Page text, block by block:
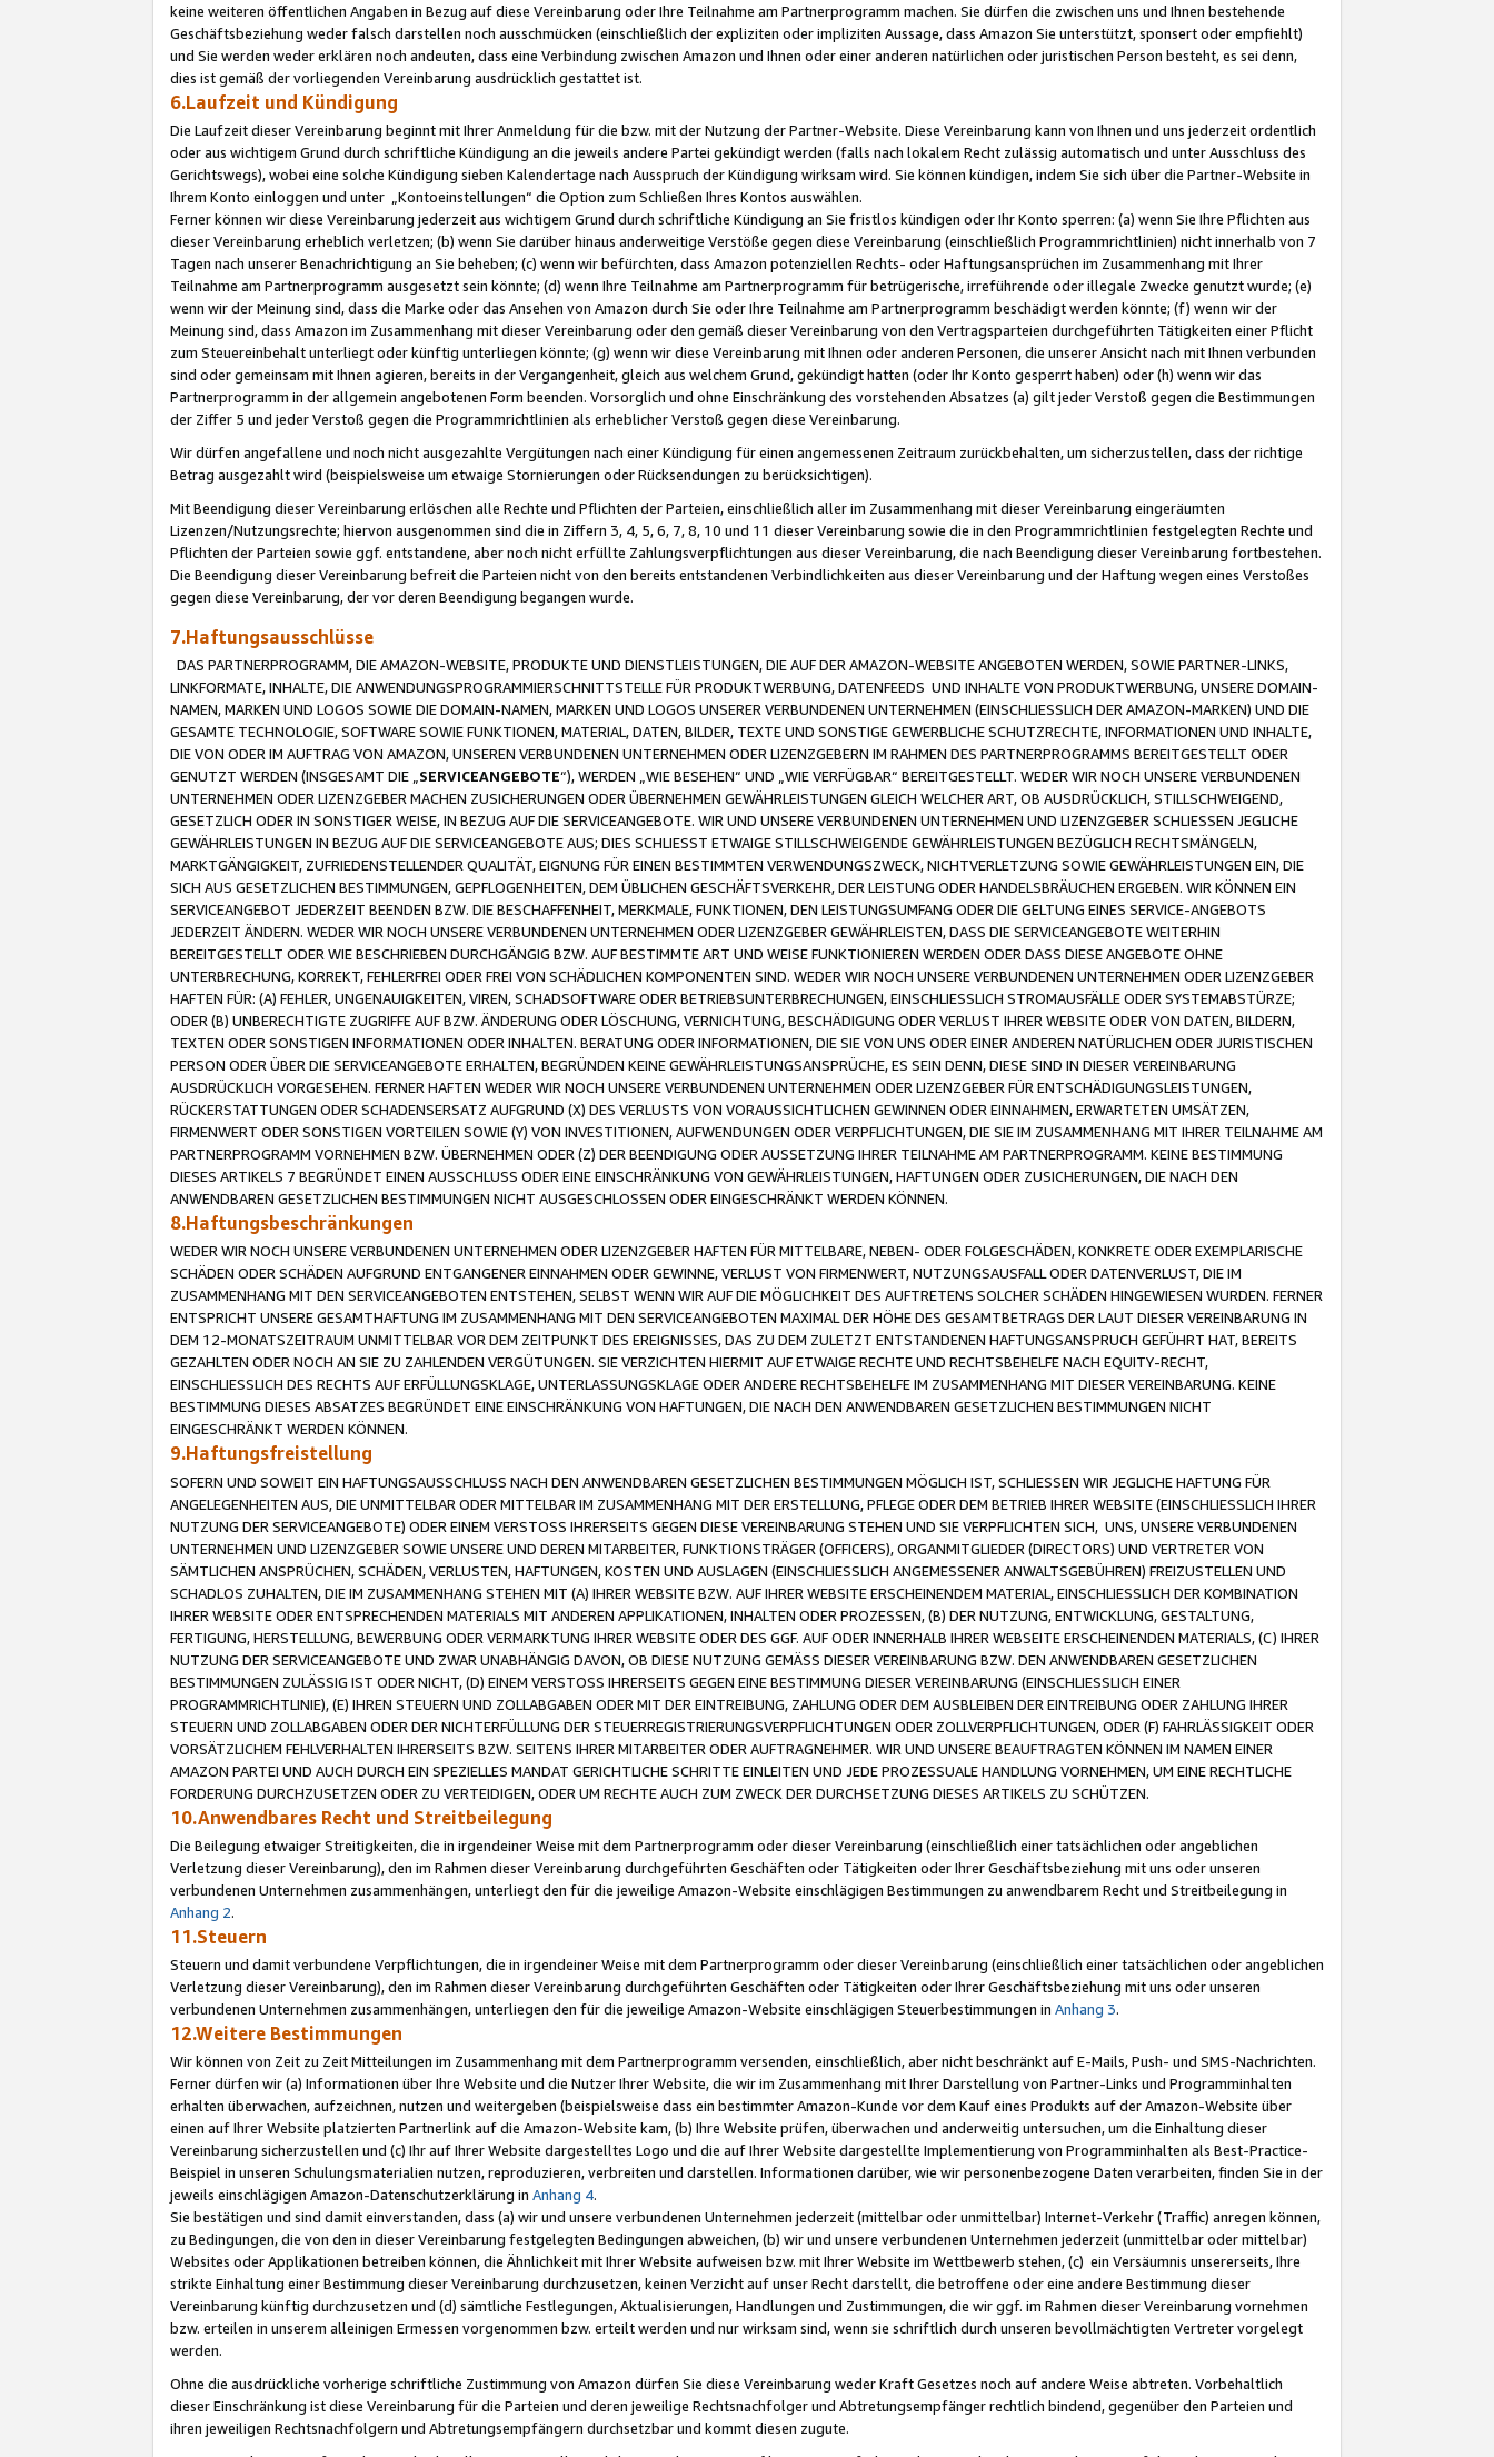
keine weiteren öffentlichen Angaben in Bezug auf diese Vereinbarung oder Ihre Teilnahme am Partnerprogramm machen. Sie dürfen die zwischen uns und Ihnen bestehende
Geschäftsbeziehung weder falsch darstellen noch ausschmücken (einschließlich der expliziten oder impliziten Aussage, dass Amazon Sie unterstützt, sponsert oder empfiehlt)
und Sie werden weder erklären noch andeuten, dass eine Verbindung zwischen Amazon und Ihnen oder einer anderen natürlichen oder juristischen Person besteht, es sei denn,
dies ist gemäß der vorliegenden Vereinbarung ausdrücklich gestattet ist.
6.Laufzeit und Kündigung
Die Laufzeit dieser Vereinbarung beginnt mit Ihrer Anmeldung für die bzw. mit der Nutzung der Partner-Website. Diese Vereinbarung kann von Ihnen und uns jederzeit ordentlich
oder aus wichtigem Grund durch schriftliche Kündigung an die jeweils andere Partei gekündigt werden (falls nach lokalem Recht zulässig automatisch und unter Ausschluss des
Gerichtswegs), wobei eine solche Kündigung sieben Kalendertage nach Ausspruch der Kündigung wirksam wird. Sie können kündigen, indem Sie sich über die Partner-Website in
Ihrem Konto einloggen und unter „Kontoeinstellungen“ die Option zum Schließen Ihres Kontos auswählen.
Ferner können wir diese Vereinbarung jederzeit aus wichtigem Grund durch schriftliche Kündigung an Sie fristlos kündigen oder Ihr Konto sperren: (a) wenn Sie Ihre Pflichten aus
dieser Vereinbarung erheblich verletzen; (b) wenn Sie darüber hinaus anderweitige Verstöße gegen diese Vereinbarung (einschließlich Programmrichtlinien) nicht innerhalb von 7
Tagen nach unserer Benachrichtigung an Sie beheben; (c) wenn wir befürchten, dass Amazon potenziellen Rechts- oder Haftungsansprüchen im Zusammenhang mit Ihrer
Teilnahme am Partnerprogramm ausgesetzt sein könnte; (d) wenn Ihre Teilnahme am Partnerprogramm für betrügerische, irreführende oder illegale Zwecke genutzt wurde; (e)
wenn wir der Meinung sind, dass die Marke oder das Ansehen von Amazon durch Sie oder Ihre Teilnahme am Partnerprogramm beschädigt werden könnte; (f) wenn wir der
Meinung sind, dass Amazon im Zusammenhang mit dieser Vereinbarung oder den gemäß dieser Vereinbarung von den Vertragsparteien durchgeführten Tätigkeiten einer Pflicht
zum Steuereinbehalt unterliegt oder künftig unterliegen könnte; (g) wenn wir diese Vereinbarung mit Ihnen oder anderen Personen, die unserer Ansicht nach mit Ihnen verbunden
sind oder gemeinsam mit Ihnen agieren, bereits in der Vergangenheit, gleich aus welchem Grund, gekündigt hatten (oder Ihr Konto gesperrt haben) oder (h) wenn wir das
Partnerprogramm in der allgemein angebotenen Form beenden. Vorsorglich und ohne Einschränkung des vorstehenden Absatzes (a) gilt jeder Verstoß gegen die Bestimmungen
der Ziffer 5 und jeder Verstoß gegen die Programmrichtlinien als erheblicher Verstoß gegen diese Vereinbarung.
Wir dürfen angefallene und noch nicht ausgezahlte Vergütungen nach einer Kündigung für einen angemessenen Zeitraum zurückbehalten, um sicherzustellen, dass der richtige
Betrag ausgezahlt wird (beispielsweise um etwaige Stornierungen oder Rücksendungen zu berücksichtigen).
Mit Beendigung dieser Vereinbarung erlöschen alle Rechte und Pflichten der Parteien, einschließlich aller im Zusammenhang mit dieser Vereinbarung eingeräumten
Lizenzen/Nutzungsrechte; hiervon ausgenommen sind die in Ziffern 3, 4, 5, 6, 7, 8, 10 und 11 dieser Vereinbarung sowie die in den Programmrichtlinien festgelegten Rechte und
Pflichten der Parteien sowie ggf. entstandene, aber noch nicht erfüllte Zahlungsverpflichtungen aus dieser Vereinbarung, die nach Beendigung dieser Vereinbarung fortbestehen.
Die Beendigung dieser Vereinbarung befreit die Parteien nicht von den bereits entstandenen Verbindlichkeiten aus dieser Vereinbarung und der Haftung wegen eines Verstoßes
gegen diese Vereinbarung, der vor deren Beendigung begangen wurde.
7.Haftungsausschlüsse
DAS PARTNERPROGRAMM, DIE AMAZON-WEBSITE, PRODUKTE UND DIENSTLEISTUNGEN, DIE AUF DER AMAZON-WEBSITE ANGEBOTEN WERDEN, SOWIE PARTNER-LINKS,
LINKFORMATE, INHALTE, DIE ANWENDUNGSPROGRAMMIERSCHNITTSTELLE FÜR PRODUKTWERBUNG, DATENFEEDS UND INHALTE VON PRODUKTWERBUNG, UNSERE DOMAIN-
NAMEN, MARKEN UND LOGOS SOWIE DIE DOMAIN-NAMEN, MARKEN UND LOGOS UNSERER VERBUNDENEN UNTERNEHMEN (EINSCHLIESSLICH DER AMAZON-MARKEN) UND DIE
GESAMTE TECHNOLOGIE, SOFTWARE SOWIE FUNKTIONEN, MATERIAL, DATEN, BILDER, TEXTE UND SONSTIGE GEWERBLICHE SCHUTZRECHTE, INFORMATIONEN UND INHALTE,
DIE VON ODER IM AUFTRAG VON AMAZON, UNSEREN VERBUNDENEN UNTERNEHMEN ODER LIZENZGEBERN IM RAHMEN DES PARTNERPROGRAMMS BEREITGESTELLT ODER
GENUTZT WERDEN (INSGESAMT DIE „ SERVICEANGEBOTE“), WERDEN „WIE BESEHEN“ UND „WIE VERFÜGBAR“ BEREITGESTELLT. WEDER WIR NOCH UNSERE VERBUNDENEN
UNTERNEHMEN ODER LIZENZGEBER MACHEN ZUSICHERUNGEN ODER ÜBERNEHMEN GEWÄHRLEISTUNGEN GLEICH WELCHER ART, OB AUSDRÜCKLICH, STILLSCHWEIGEND,
GESETZLICH ODER IN SONSTIGER WEISE, IN BEZUG AUF DIE SERVICEANGEBOTE. WIR UND UNSERE VERBUNDENEN UNTERNEHMEN UND LIZENZGEBER SCHLIESSEN JEGLICHE
GEWÄHRLEISTUNGEN IN BEZUG AUF DIE SERVICEANGEBOTE AUS; DIES SCHLIESST ETWAIGE STILLSCHWEIGENDE GEWÄHRLEISTUNGEN BEZÜGLICH RECHTSMÄNGELN,
MARKTGÄNGIGKEIT, ZUFRIEDENSTELLENDER QUALITÄT, EIGNUNG FÜR EINEN BESTIMMTEN VERWENDUNGSZWECK, NICHTVERLETZUNG SOWIE GEWÄHRLEISTUNGEN EIN, DIE
SICH AUS GESETZLICHEN BESTIMMUNGEN, GEPFLOGENHEITEN, DEM ÜBLICHEN GESCHÄFTSVERKEHR, DER LEISTUNG ODER HANDELSBRÄUCHEN ERGEBEN. WIR KÖNNEN EIN
SERVICEANGEBOT JEDERZEIT BEENDEN BZW. DIE BESCHAFFENHEIT, MERKMALE, FUNKTIONEN, DEN LEISTUNGSUMFANG ODER DIE GELTUNG EINES SERVICE-ANGEBOTS
JEDERZEIT ÄNDERN. WEDER WIR NOCH UNSERE VERBUNDENEN UNTERNEHMEN ODER LIZENZGEBER GEWÄHRLEISTEN, DASS DIE SERVICEANGEBOTE WEITERHIN
BEREITGESTELLT ODER WIE BESCHRIEBEN DURCHGÄNGIG BZW. AUF BESTIMMTE ART UND WEISE FUNKTIONIEREN WERDEN ODER DASS DIESE ANGEBOTE OHNE
UNTERBRECHUNG, KORREKT, FEHLERFREI ODER FREI VON SCHÄDLICHEN KOMPONENTEN SIND. WEDER WIR NOCH UNSERE VERBUNDENEN UNTERNEHMEN ODER LIZENZGEBER
HAFTEN FÜR: (A) FEHLER, UNGENAUIGKEITEN, VIREN, SCHADSOFTWARE ODER BETRIEBSUNTERBRECHUNGEN, EINSCHLIESSLICH STROMAUSFÄLLE ODER SYSTEMABSTÜRZE;
ODER (B) UNBERECHTIGTE ZUGRIFFE AUF BZW. ÄNDERUNG ODER LÖSCHUNG, VERNICHTUNG, BESCHÄDIGUNG ODER VERLUST IHRER WEBSITE ODER VON DATEN, BILDERN,
TEXTEN ODER SONSTIGEN INFORMATIONEN ODER INHALTEN. BERATUNG ODER INFORMATIONEN, DIE SIE VON UNS ODER EINER ANDEREN NATÜRLICHEN ODER JURISTISCHEN
PERSON ODER ÜBER DIE SERVICEANGEBOTE ERHALTEN, BEGRÜNDEN KEINE GEWÄHRLEISTUNGSANSPRÜCHE, ES SEIN DENN, DIESE SIND IN DIESER VEREINBARUNG
AUSDRÜCKLICH VORGESEHEN. FERNER HAFTEN WEDER WIR NOCH UNSERE VERBUNDENEN UNTERNEHMEN ODER LIZENZGEBER FÜR ENTSCHÄDIGUNGSLEISTUNGEN,
RÜCKERSTATTUNGEN ODER SCHADENSERSATZ AUFGRUND (X) DES VERLUSTS VON VORAUSSICHTLICHEN GEWINNEN ODER EINNAHMEN, ERWARTETEN UMSÄTZEN,
FIRMENWERT ODER SONSTIGEN VORTEILEN SOWIE (Y) VON INVESTITIONEN, AUFWENDUNGEN ODER VERPFLICHTUNGEN, DIE SIE IM ZUSAMMENHANG MIT IHRER TEILNAHME AM
PARTNERPROGRAMM VORNEHMEN BZW. ÜBERNEHMEN ODER (Z) DER BEENDIGUNG ODER AUSSETZUNG IHRER TEILNAHME AM PARTNERPROGRAMM. KEINE BESTIMMUNG
DIESES ARTIKELS 7 BEGRÜNDET EINEN AUSSCHLUSS ODER EINE EINSCHRÄNKUNG VON GEWÄHRLEISTUNGEN, HAFTUNGEN ODER ZUSICHERUNGEN, DIE NACH DEN
ANWENDBAREN GESETZLICHEN BESTIMMUNGEN NICHT AUSGESCHLOSSEN ODER EINGESCHRÄNKT WERDEN KÖNNEN.
8.Haftungsbeschränkungen
WEDER WIR NOCH UNSERE VERBUNDENEN UNTERNEHMEN ODER LIZENZGEBER HAFTEN FÜR MITTELBARE, NEBEN- ODER FOLGESCHÄDEN, KONKRETE ODER EXEMPLARISCHE
SCHÄDEN ODER SCHÄDEN AUFGRUND ENTGANGENER EINNAHMEN ODER GEWINNE, VERLUST VON FIRMENWERT, NUTZUNGSAUSFALL ODER DATENVERLUST, DIE IM
ZUSAMMENHANG MIT DEN SERVICEANGEBOTEN ENTSTEHEN, SELBST WENN WIR AUF DIE MÖGLICHKEIT DES AUFTRETENS SOLCHER SCHÄDEN HINGEWIESEN WURDEN. FERNER
ENTSPRICHT UNSERE GESAMTHAFTUNG IM ZUSAMMENHANG MIT DEN SERVICEANGEBOTEN MAXIMAL DER HÖHE DES GESAMTBETRAGS DER LAUT DIESER VEREINBARUNG IN
DEM 12-MONATSZEITRAUM UNMITTELBAR VOR DEM ZEITPUNKT DES EREIGNISSES, DAS ZU DEM ZULETZT ENTSTANDENEN HAFTUNGSANSPRUCH GEFÜHRT HAT, BEREITS
GEZAHLTEN ODER NOCH AN SIE ZU ZAHLENDEN VERGÜTUNGEN. SIE VERZICHTEN HIERMIT AUF ETWAIGE RECHTE UND RECHTSBEHELFE NACH EQUITY-RECHT,
EINSCHLIESSLICH DES RECHTS AUF ERFÜLLUNGSKLAGE, UNTERLASSUNGSKLAGE ODER ANDERE RECHTSBEHELFE IM ZUSAMMENHANG MIT DIESER VEREINBARUNG. KEINE
BESTIMMUNG DIESES ABSATZES BEGRÜNDET EINE EINSCHRÄNKUNG VON HAFTUNGEN, DIE NACH DEN ANWENDBAREN GESETZLICHEN BESTIMMUNGEN NICHT
EINGESCHRÄNKT WERDEN KÖNNEN.
9.Haftungsfreistellung
SOFERN UND SOWEIT EIN HAFTUNGSAUSSCHLUSS NACH DEN ANWENDBAREN GESETZLICHEN BESTIMMUNGEN MÖGLICH IST, SCHLIESSEN WIR JEGLICHE HAFTUNG FÜR
ANGELEGENHEITEN AUS, DIE UNMITTELBAR ODER MITTELBAR IM ZUSAMMENHANG MIT DER ERSTELLUNG, PFLEGE ODER DEM BETRIEB IHRER WEBSITE (EINSCHLIESSLICH IHRER
NUTZUNG DER SERVICEANGEBOTE) ODER EINEM VERSTOSS IHRERSEITS GEGEN DIESE VEREINBARUNG STEHEN UND SIE VERPFLICHTEN SICH, UNS, UNSERE VERBUNDENEN
UNTERNEHMEN UND LIZENZGEBER SOWIE UNSERE UND DEREN MITARBEITER, FUNKTIONSTRÄGER (OFFICERS), ORGANMITGLIEDER (DIRECTORS) UND VERTRETER VON
SÄMTLICHEN ANSPRÜCHEN, SCHÄDEN, VERLUSTEN, HAFTUNGEN, KOSTEN UND AUSLAGEN (EINSCHLIESSLICH ANGEMESSENER ANWALTSGEBÜHREN) FREIZUSTELLEN UND
SCHADLOS ZUHALTEN, DIE IM ZUSAMMENHANG STEHEN MIT (A) IHRER WEBSITE BZW. AUF IHRER WEBSITE ERSCHEINENDEM MATERIAL, EINSCHLIESSLICH DER KOMBINATION
IHRER WEBSITE ODER ENTSPRECHENDEN MATERIALS MIT ANDEREN APPLIKATIONEN, INHALTEN ODER PROZESSEN, (B) DER NUTZUNG, ENTWICKLUNG, GESTALTUNG,
FERTIGUNG, HERSTELLUNG, BEWERBUNG ODER VERMARKTUNG IHRER WEBSITE ODER DES GGF. AUF ODER INNERHALB IHRER WEBSEITE ERSCHEINENDEN MATERIALS, (C) IHRER
NUTZUNG DER SERVICEANGEBOTE UND ZWAR UNABHÄNGIG DAVON, OB DIESE NUTZUNG GEMÄSS DIESER VEREINBARUNG BZW. DEN ANWENDBAREN GESETZLICHEN
BESTIMMUNGEN ZULÄSSIG IST ODER NICHT, (D) EINEM VERSTOSS IHRERSEITS GEGEN EINE BESTIMMUNG DIESER VEREINBARUNG (EINSCHLIESSLICH EINER
PROGRAMMRICHTLINIE), (E) IHREN STEUERN UND ZOLLABGABEN ODER MIT DER EINTREIBUNG, ZAHLUNG ODER DEM AUSBLEIBEN DER EINTREIBUNG ODER ZAHLUNG IHRER
STEUERN UND ZOLLABGABEN ODER DER NICHTERFÜLLUNG DER STEUERREGISTRIERUNGSVERPFLICHTUNGEN ODER ZOLLVERPFLICHTUNGEN, ODER (F) FAHRLÄSSIGKEIT ODER
VORSÄTZLICHEM FEHLVERHALTEN IHRERSEITS BZW. SEITENS IHRER MITARBEITER ODER AUFTRAGNEHMER. WIR UND UNSERE BEAUFTRAGTEN KÖNNEN IM NAMEN EINER
AMAZON PARTEI UND AUCH DURCH EIN SPEZIELLES MANDAT GERICHTLICHE SCHRITTE EINLEITEN UND JEDE PROZESSUALE HANDLUNG VORNEHMEN, UM EINE RECHTLICHE
FORDERUNG DURCHZUSETZEN ODER ZU VERTEIDIGEN, ODER UM RECHTE AUCH ZUM ZWECK DER DURCHSETZUNG DIESES ARTIKELS ZU SCHÜTZEN.
10.Anwendbares Recht und Streitbeilegung
Die Beilegung etwaiger Streitigkeiten, die in irgendeiner Weise mit dem Partnerprogramm oder dieser Vereinbarung (einschließlich einer tatsächlichen oder angeblichen
Verletzung dieser Vereinbarung), den im Rahmen dieser Vereinbarung durchgeführten Geschäften oder Tätigkeiten oder Ihrer Geschäftsbeziehung mit uns oder unseren
verbundenen Unternehmen zusammenhängen, unterliegt den für die jeweilige Amazon-Website einschlägigen Bestimmungen zu anwendbarem Recht und Streitbeilegung in
Anhang 2.
11.Steuern
Steuern und damit verbundene Verpflichtungen, die in irgendeiner Weise mit dem Partnerprogramm oder dieser Vereinbarung (einschließlich einer tatsächlichen oder angeblichen
Verletzung dieser Vereinbarung), den im Rahmen dieser Vereinbarung durchgeführten Geschäften oder Tätigkeiten oder Ihrer Geschäftsbeziehung mit uns oder unseren
verbundenen Unternehmen zusammenhängen, unterliegen den für die jeweilige Amazon-Website einschlägigen Steuerbestimmungen in Anhang 3.
12.Weitere Bestimmungen
Wir können von Zeit zu Zeit Mitteilungen im Zusammenhang mit dem Partnerprogramm versenden, einschließlich, aber nicht beschränkt auf E-Mails, Push- und SMS-Nachrichten.
Ferner dürfen wir (a) Informationen über Ihre Website und die Nutzer Ihrer Website, die wir im Zusammenhang mit Ihrer Darstellung von Partner-Links und Programminhalten
erhalten überwachen, aufzeichnen, nutzen und weitergeben (beispielsweise dass ein bestimmter Amazon-Kunde vor dem Kauf eines Produkts auf der Amazon-Website über
einen auf Ihrer Website platzierten Partnerlink auf die Amazon-Website kam, (b) Ihre Website prüfen, überwachen und anderweitig untersuchen, um die Einhaltung dieser
Vereinbarung sicherzustellen und (c) Ihr auf Ihrer Website dargestelltes Logo und die auf Ihrer Website dargestellte Implementierung von Programminhalten als Best-Practice-
Beispiel in unseren Schulungsmaterialien nutzen, reproduzieren, verbreiten und darstellen. Informationen darüber, wie wir personenbezogene Daten verarbeiten, finden Sie in der
jeweils einschlägigen Amazon-Datenschutzerklärung in Anhang 4.
Sie bestätigen und sind damit einverstanden, dass (a) wir und unsere verbundenen Unternehmen jederzeit (mittelbar oder unmittelbar) Internet-Verkehr (Traffic) anregen können,
zu Bedingungen, die von den in dieser Vereinbarung festgelegten Bedingungen abweichen, (b) wir und unsere verbundenen Unternehmen jederzeit (unmittelbar oder mittelbar)
Websites oder Applikationen betreiben können, die Ähnlichkeit mit Ihrer Website aufweisen bzw. mit Ihrer Website im Wettbewerb stehen, (c) ein Versäumnis unsererseits, Ihre
strikte Einhaltung einer Bestimmung dieser Vereinbarung durchzusetzen, keinen Verzicht auf unser Recht darstellt, die betroffene oder eine andere Bestimmung dieser
Vereinbarung künftig durchzusetzen und (d) sämtliche Festlegungen, Aktualisierungen, Handlungen und Zustimmungen, die wir ggf. im Rahmen dieser Vereinbarung vornehmen
bzw. erteilen in unserem alleinigen Ermessen vorgenommen bzw. erteilt werden und nur wirksam sind, wenn sie schriftlich durch unseren bevollmächtigten Vertreter vorgelegt
werden.
Ohne die ausdrückliche vorherige schriftliche Zustimmung von Amazon dürfen Sie diese Vereinbarung weder Kraft Gesetzes noch auf andere Weise abtreten. Vorbehaltlich
dieser Einschränkung ist diese Vereinbarung für die Parteien und deren jeweilige Rechtsnachfolger und Abtretungsempfänger rechtlich bindend, gegenüber den Parteien und
ihren jeweiligen Rechtsnachfolgern und Abtretungsempfängern durchsetzbar und kommt diesen zugute.